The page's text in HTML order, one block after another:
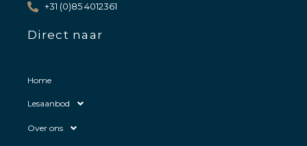
+31 (0)85 4012361
Direct naar
Home
Lesaanbod
Over ons